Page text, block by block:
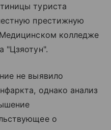
туриста
престижную
колледже
"Цзяотун".
не выявило
однако анализ
о